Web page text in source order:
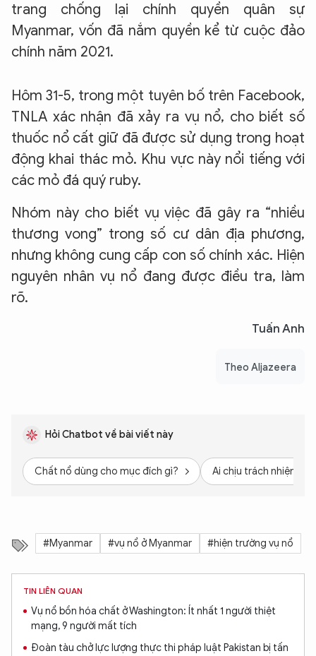
trang chống lại chính quyền quân sự
Myanmar, vốn đã nắm quyền kể từ cuộc đảo
chính năm 2021.
Hôm 31-5, trong một tuyên bố trên Facebook,
TNLA xác nhận đã xảy ra vụ nổ, cho biết số
thuốc nổ cất giữ đã được sử dụng trong hoạt
động khai thác mỏ. Khu vực này nổi tiếng với
các mỏ đá quý ruby.
Nhóm này cho biết vụ việc đã gây ra “nhiều
thương vong” trong số cư dân địa phương,
nhưng không cung cấp con số chính xác. Hiện
nguyên nhân vụ nổ đang được điều tra, làm
rõ.
Tuấn Anh
Theo Aljazeera
Hỏi Chatbot về bài viết này
Chất nổ dùng cho mục đích gì? Ai chịu trách nhiệm về
#Myanmar #vụ nổ ở Myanmar #hiện trường vụ nổ
TIN LIÊN QUAN
Vụ nổ bồn hóa chất ở Washington: Ít nhất 1 người thiệt
mạng, 9 người mất tích
Đoàn tàu chở lực lượng thực thi pháp luật Pakistan bị tấn